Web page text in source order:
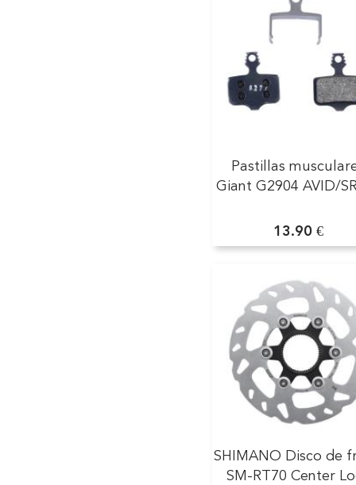
Pastillas
Giant G­2904 AVID/
13.90 €
SHIMANO Disco de
SM-RT70 Center